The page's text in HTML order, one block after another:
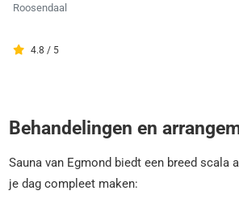
Roosendaal
4.8 / 5
Behandelingen en
Sauna van Egmond biedt een breed scala
je dag compleet maken: